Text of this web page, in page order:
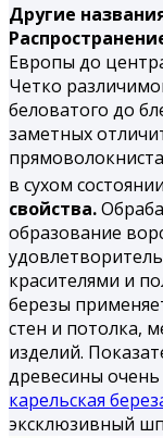
Другие
Европы до
Четко
беловатого до
заметных
в сухом
свойства.
образование
красителями и
березы
стен и потолка,
изделий.
древесины
карельская
эксклюзивный